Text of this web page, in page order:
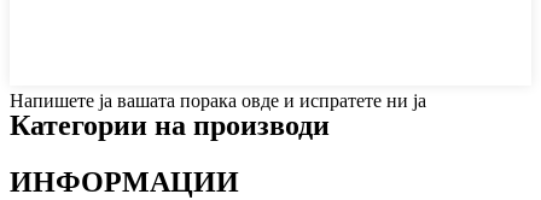
Напишете ја вашата порака овде и испратете ни ја
Категории на производи
ИНФОРМАЦИИ